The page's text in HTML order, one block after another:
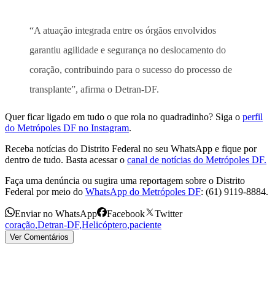
“A atuação integrada entre os órgãos envolvidos
garantiu agilidade e segurança no deslocamento do
coração, contribuindo para o sucesso do processo de
transplante”, afirma o Detran-DF.
Quer ficar ligado em tudo o que rola no quadradinho? Siga o perfil
do Metrópoles DF no Instagram.
Receba notícias do Distrito Federal no seu WhatsApp e fique por
dentro de tudo. Basta acessar o canal de notícias do Metrópoles DF.
Faça uma denúncia ou sugira uma reportagem sobre o Distrito
Federal por meio do WhatsApp do Metrópoles DF: (61) 9119-8884.
Enviar no WhatsApp Facebook
Twitter
coração,Detran-DF,Helicóptero,paciente
Ver Comentários